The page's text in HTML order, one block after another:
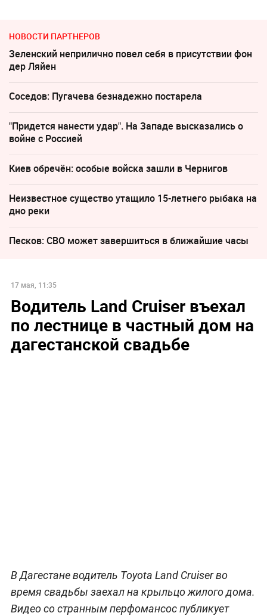
НОВОСТИ ПАРТНЕРОВ
Зеленский неприлично повел cебя в присутствии фон
дер Ляйен
Соседов: Пугачева безнадежно постарела
"Придется нанести удар". На Западе высказались о
войне с Россией
Киев обречён: особые войска зашли в Чернигов
Неизвестное существо утащило 15-летнего рыбака на
дно реки
Песков: СВО может завершиться в ближайшие часы
17 мая, 11:35
Водитель Land Cruiser въехал
по лестнице в частный дом на
дагестанской свадьбе
В Дагестане водитель Toyota Land Cruiser во
время свадьбы заехал на крыльцо жилого дома.
Видео со странным перфомансос публикует